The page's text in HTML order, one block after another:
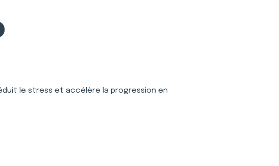
le stress et accélère la progression en